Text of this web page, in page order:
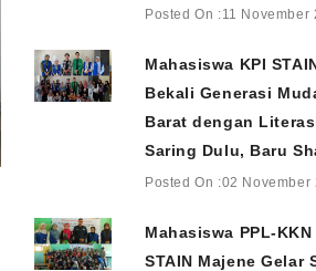
Posted On :11 November
Mahasiswa KPI
Bekali Generasi
Barat dengan
Saring Dulu, Baru
Posted On :02 November
Mahasiswa PPL-
STAIN Majene Gelar